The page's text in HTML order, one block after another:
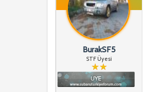
BurakSF5
STF Üyesi